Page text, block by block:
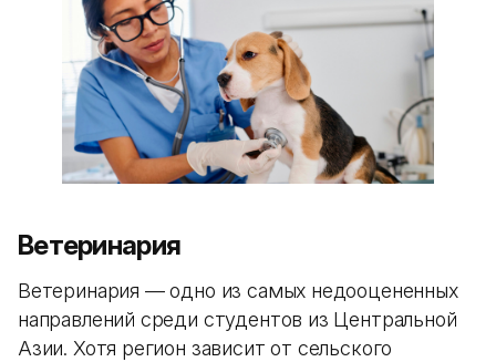
Ветеринария
Ветеринария — одно из самых недооцененных
направлений среди студентов из Центральной
Азии. Хотя регион зависит от сельского